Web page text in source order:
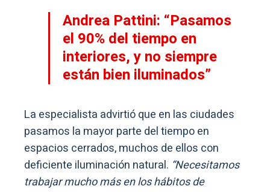
Andrea Pattini: “Pasamos
el 90% del tiempo en
interiores, y no siempre
están bien iluminados”
La especialista advirtió que en las ciudades
pasamos la mayor parte del tiempo en
espacios cerrados, muchos de ellos con
deficiente iluminación natural. “Necesitamos
trabajar mucho más en los hábitos de